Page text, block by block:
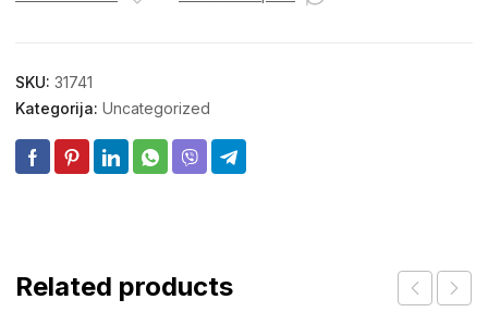
SKU: 31741
Kategorija: Uncategorized
Related products